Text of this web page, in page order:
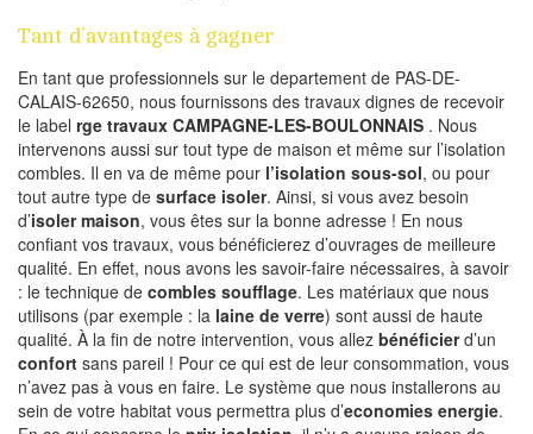
Tant d’avantages à gagner
En tant que professionnels sur le departement de PAS-DE-
CALAIS-62650, nous fournissons des travaux dignes de recevoir
le label rge travaux CAMPAGNE-LES-BOULONNAIS . Nous
intervenons aussi sur tout type de maison et même sur l’isolation
combles. Il en va de même pour l’isolation sous-sol, ou pour
tout autre type de surface isoler. Ainsi, si vous avez besoin
d’isoler maison, vous êtes sur la bonne adresse ! En nous
confiant vos travaux, vous bénéficierez d’ouvrages de meilleure
qualité. En effet, nous avons les savoir-faire nécessaires, à savoir
: le technique de combles soufflage. Les matériaux que nous
utilisons (par exemple : la laine de verre) sont aussi de haute
qualité. À la fin de notre intervention, vous allez bénéficierd’un
confort sans pareil ! Pour ce qui est de leur consommation, vous
n’avez pas à vous en faire. Le système que nous installerons au
sein de votre habitat vous permettra plus d’economies energie.